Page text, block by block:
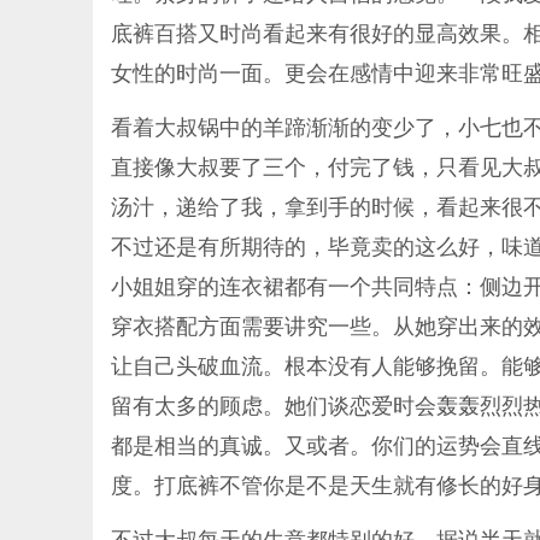
底裤百搭又时尚看起来有很好的显高效果。
女性的时尚一面。更会在感情中迎来非常旺
看着大叔锅中的羊蹄渐渐的变少了，小七也
直接像大叔要了三个，付完了钱，只看见大
汤汁，递给了我，拿到手的时候，看起来很
不过还是有所期待的，毕竟卖的这么好，味
小姐姐穿的连衣裙都有一个共同特点：侧边
穿衣搭配方面需要讲究一些。从她穿出来的
让自己头破血流。根本没有人能够挽留。能
留有太多的顾虑。她们谈恋爱时会轰轰烈烈
都是相当的真诚。又或者。你们的运势会直
度。打底裤不管你是不是天生就有修长的好